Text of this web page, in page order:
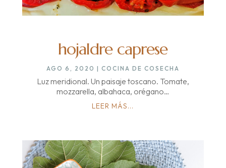
hojaldre caprese
AGO 6, 2020 | COCINA DE COSECHA
Luz meridional. Un paisaje toscano. Tomate,
mozzarella, albahaca, orégano…
LEER MÁS...